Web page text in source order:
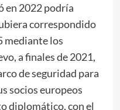
en 2022 podría
correspondido
mediante los
a finales de 2021,
de seguridad para
socios europeos
diplomático, con el